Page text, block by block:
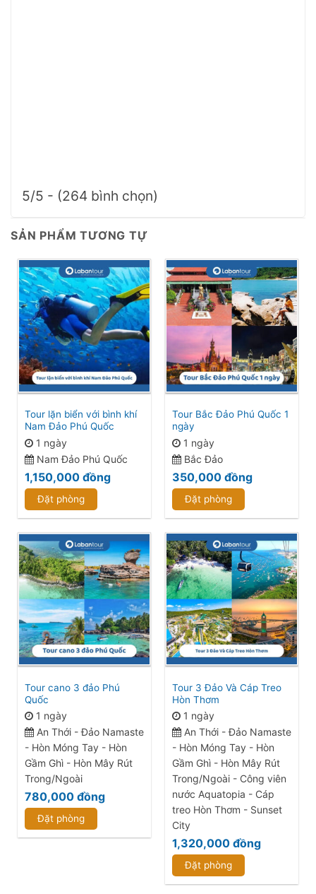
5/5 - (264 bình chọn)
SẢN PHẨM TƯƠNG TỰ
Tour lặn biển với bình khí
Nam Đảo Phú Quốc
1 ngày
Nam Đảo Phú Quốc
1,150,000đồng
Đặt phòng
Tour Bắc Đảo Phú Quốc 1
ngày
1 ngày
Bắc Đảo
350,000đồng
Đặt phòng
Tour cano 3 đảo Phú
Quốc
1 ngày
An Thới - Đảo Namaste
- Hòn Móng Tay - Hòn
Gầm Ghì - Hòn Mây Rút
Trong/Ngoài
780,000đồng
Đặt phòng
Tour 3 Đảo Và Cáp Treo
Hòn Thơm
1 ngày
An Thới - Đảo Namaste
- Hòn Móng Tay - Hòn
Gầm Ghì - Hòn Mây Rút
Trong/Ngoài - Công viên
nước Aquatopia - Cáp
treo Hòn Thơm - Sunset
City
1,320,000đồng
Đặt phòng